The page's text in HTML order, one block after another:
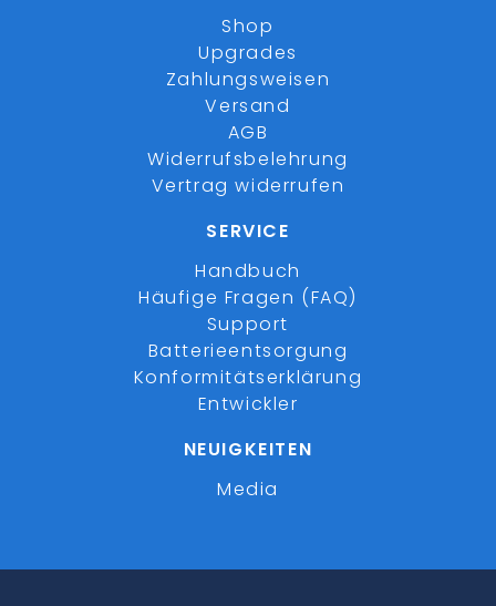
Shop
Upgrades
Zahlungsweisen
Versand
AGB
Widerrufsbelehrung
Vertrag widerrufen
SERVICE
Handbuch
Häufige Fragen (FAQ)
Support
Batterieentsorgung
Konformitätserklärung
Entwickler
NEUIGKEITEN
Media